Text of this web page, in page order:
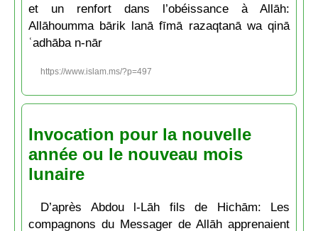
et un renfort dans l’obéissance à Allāh:
Allāhoumma bārik lanā fīmā razaqtanā wa qinā
ʿadhāba n-nār
https://www.islam.ms/?p=497
Invocation pour la nouvelle
année ou le nouveau mois
lunaire
D’après Abdou l-Lāh fils de Hichām: Les
compagnons du Messager de Allāh apprenaient